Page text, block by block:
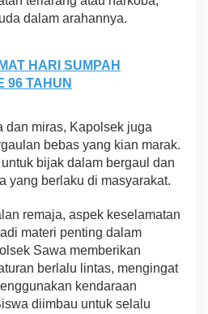
dalam arahannya.
HARI SUMPAH
96 TAHUN
dan miras, Kapolsek juga
bebas yang kian marak.
bijak dalam bergaul dan
yang berlaku di masyarakat.
remaja, aspek keselamatan
materi penting dalam
Sawa memberikan
berlalu lintas, mengingat
kendaraan
diimbau untuk selalu